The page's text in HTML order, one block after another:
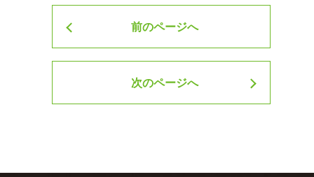
前のページへ
次のページへ